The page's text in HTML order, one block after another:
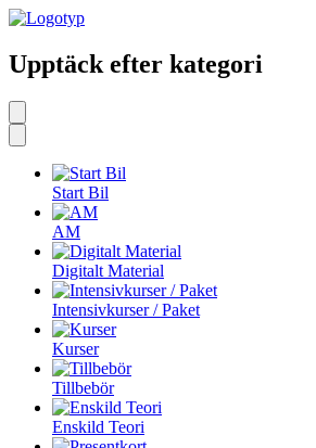
Upptäck efter kategori
Start Bil
AM
Digitalt Material
Intensivkurser / Paket
Kurser
Tillbebör
Enskild Teori